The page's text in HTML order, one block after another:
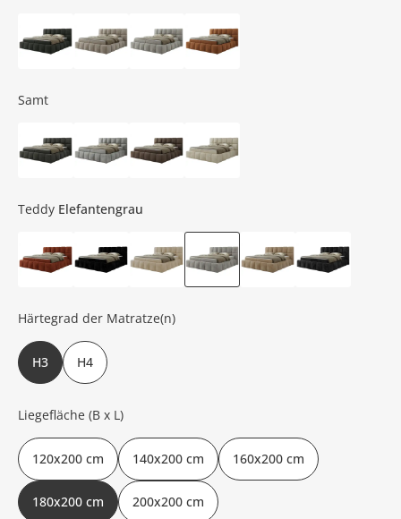
Samt
Teddy Elefantengrau
Härtegrad der Matratze(n)
H3 H4
Liegefläche (B x L)
120x200 cm 140x200 cm 160x200 cm
180x200 cm 200x200 cm